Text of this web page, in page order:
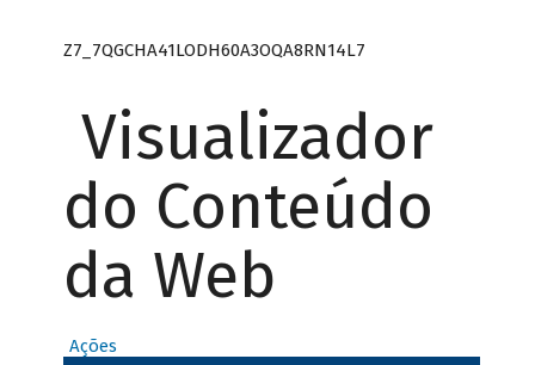
Z7_7QGCHA41LODH60A3OQA8RN14L7
Visualizador
do Conteúdo
da Web
Ações